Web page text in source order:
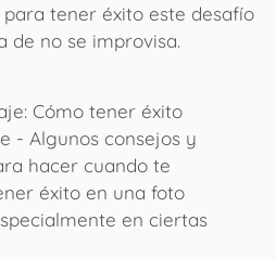
tener éxito este desafío
de no se improvisa.
Cómo tener éxito
- Algunos consejos y
hacer cuando te
éxito en una foto
en ciertas